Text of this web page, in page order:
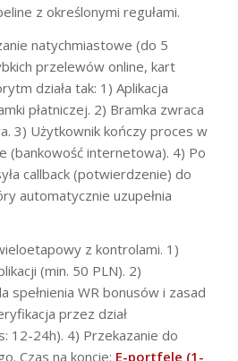
z określonymi regułami.
natychmiastowe (do 5
przelewów online, kart
działa tak: 1) Aplikacja
płatniczej. 2) Bramka zwraca
3) Użytkownik kończy proces w
(bankowość internetowa). 4) Po
callback (potwierdzenie) do
automatycznie uzupełnia
z kontrolami. 1)
(min. 50 PLN). 2)
spełnienia WR bonusów i zasad
przez dział
12-24h). 4) Przekazanie do
Czas na koncie: E-portfele (1-